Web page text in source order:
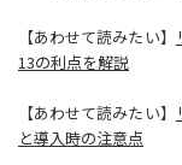
【あわせて読みたい】
13の利点を解説
【あわせて読みたい】
と導入時の注意点